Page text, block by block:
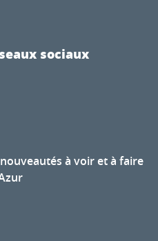
sociaux
à voir et à faire